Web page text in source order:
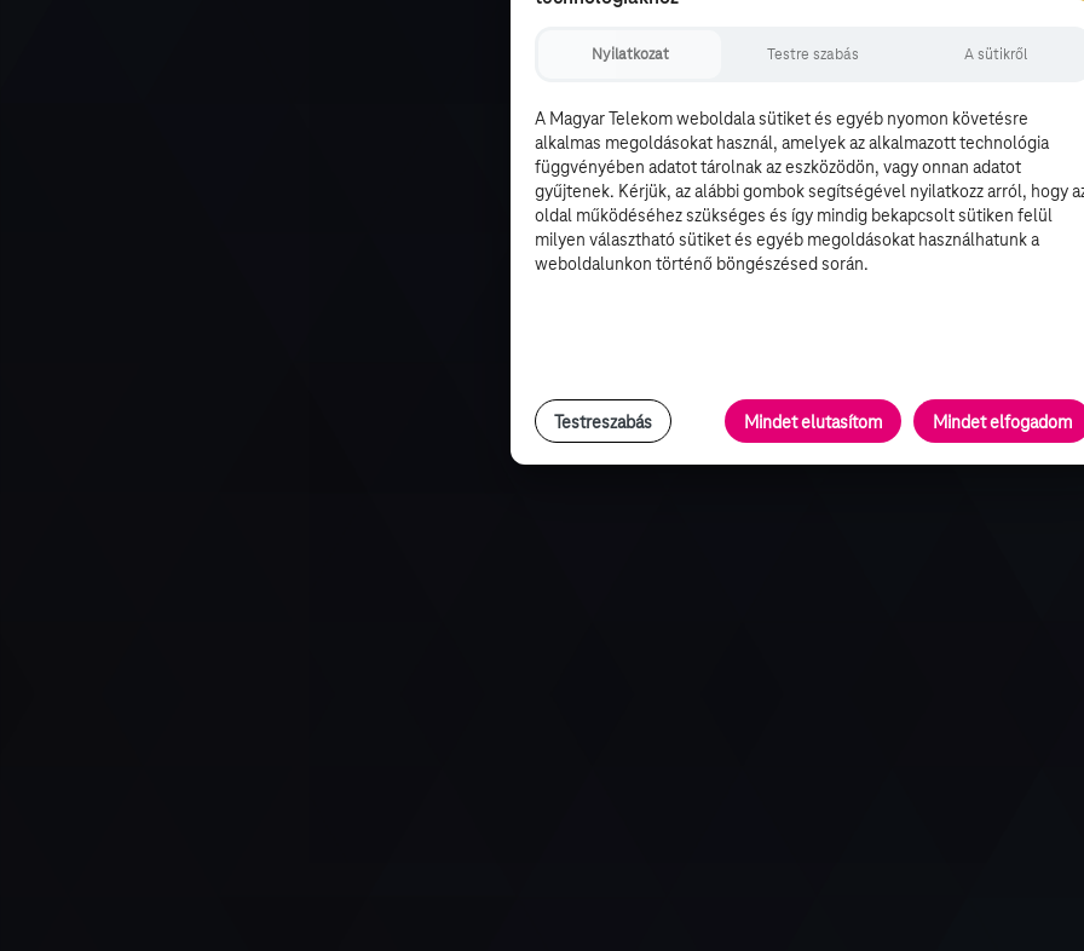
Nyilatkozat Testre szabás A sütikről
A Magyar Telekom weboldala sütiket és egyéb nyomon követésre
alkalmas megoldásokat használ, amelyek az alkalmazott technológia
függvényében adatot tárolnak az eszközödön, vagy onnan adatot
gyűjtenek. Kérjük, az alábbi gombok segítségével nyilatkozz arról, hogy
oldal működéséhez szükséges és így mindig bekapcsolt sütiken felül
milyen választható sütiket és egyéb megoldásokat használhatunk a
weboldalunkon történő böngészésed során.
Testreszabás Mindet elutasítom Mindet elfogadom